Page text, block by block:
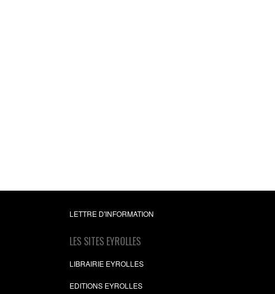
LETTRE D'INFORMATION
LES SITES EYROLLES
LIBRAIRIE EYROLLES
EDITIONS EYROLLES